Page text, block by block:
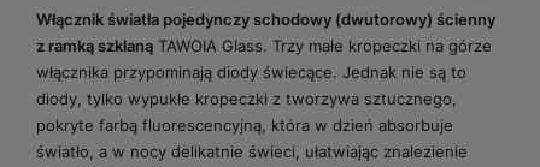
Włącznik światła pojedynczy schodowy (dwutorowy) ścienny
z ramką szklaną TAWOIA Glass. Trzy małe kropeczki na górze
włącznika przypominają diody świecące. Jednak nie są to
diody, tylko wypukłe kropeczki z tworzywa sztucznego,
pokryte farbą fluorescencyjną, która w dzień absorbuje
światło, a w nocy delikatnie świeci, ułatwiając znalezienie